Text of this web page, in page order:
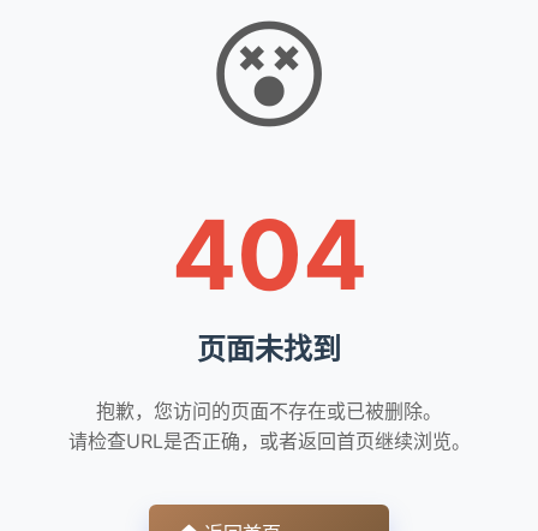
😵
404
页面未找到
抱歉，您访问的页面不存在或已被删除。
请检查URL是否正确，或者返回首页继续浏览。